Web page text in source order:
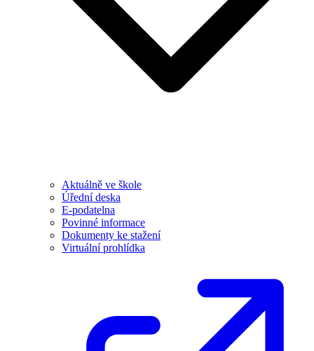
Aktuálně ve škole
Úřední deska
E-podatelna
Povinné informace
Dokumenty ke stažení
Virtuální prohlídka